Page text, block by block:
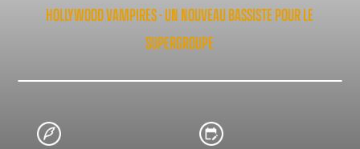
HOLLYWOOD VAMPIRES - UN NOUVEAU BASSISTE POUR LE
SUPERGROUPE